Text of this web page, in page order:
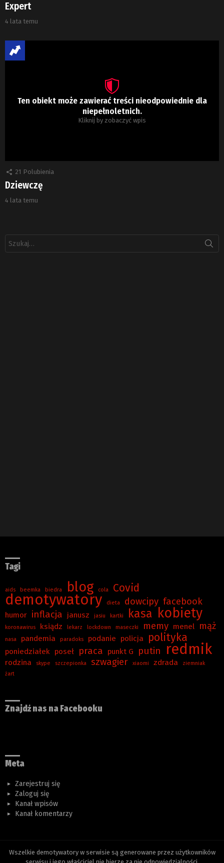
Expert
4 lata temu
Ten obiekt może zawierać treści nieodpowiednie dla
niepełnoletnich.
Kliknij by zobaczyć wpis
21 Polubienia
Dziewczę
4 lata temu
Tagi
aids beemka biedra blog cola Covid
demotywatory dieta dowcipy facebook
humor inflacja janusz jasiu kartki kasa kobiety
koronawirus ksiądz lekarz lockdown maseczki memy menel mąż
nasa pandemia paradoks podanie policja polityka
poniedziałek poseł praca punkt G putin redmik
rodzina skype szczepionka szwagier xiaomi zdrada
ziemniak
żart
Znajdź nas na Facebooku
Meta
Zarejestruj się
Zaloguj się
Kanał wpisów
Kanał komentarzy
Wszelkie demotywatory w serwisie są generowane przez użytkowników